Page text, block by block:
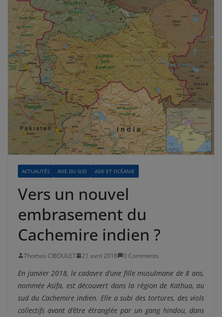
ACTUALITÉS ASIE DU SUD ASIE ET OCÉANIE
Vers un nouvel
embrasement du
Cachemire indien ?
Thomas CIBOULET 21 avril 2018 0 Comments
En janvier 2018, le cadavre d’une fille musulmane de 8 ans,
nommée Asifa, est découvert dans la région de Kathua, au
sud du Cachemire indien. Elle a subi des tortures, des viols
collectifs avant d’être étranglée par un gang hindou, dans